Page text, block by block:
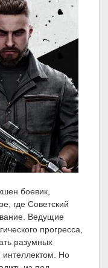
боевик,
где Советский
Ведущие
прогресса,
разумных
интеллектом. Но